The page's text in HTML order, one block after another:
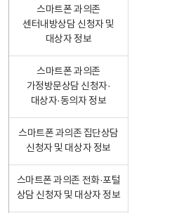
스마트폰 과의존
센터내방상담 신청자 및
대상자 정보
스마트폰 과의존
가정방문상담 신청자·
대상자·동의자 정보
스마트폰 과의존 집단상담
신청자 및 대상자 정보
스마트폰 과의존 전화·포털
상담 신청자 및 대상자 정보